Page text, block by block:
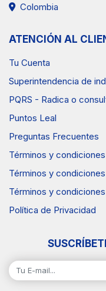
Colombia
ATENCIÓN AL
Tu Cuenta
Superintendencia de
PQRS - Radica o
Puntos Leal
Preguntas Frecuentes
Términos y
Términos y
Términos y
Política de Privacidad